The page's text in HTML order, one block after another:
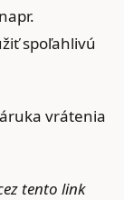
spoľahlivú
vrátenia
tento link